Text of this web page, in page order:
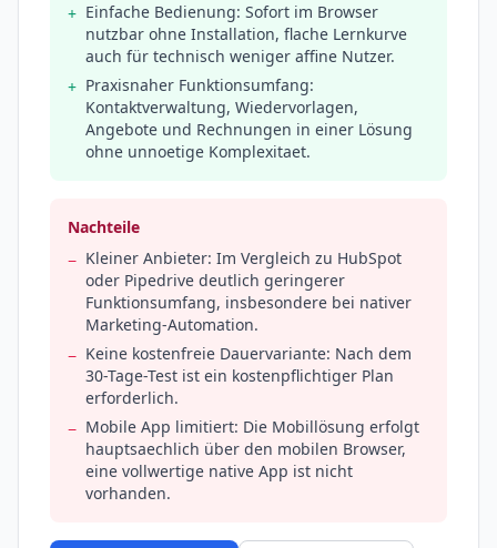
+ Einfache Bedienung: Sofort im Browser
nutzbar ohne Installation, flache Lernkurve
auch für technisch weniger affine Nutzer.
+ Praxisnaher Funktionsumfang:
Kontaktverwaltung, Wiedervorlagen,
Angebote und Rechnungen in einer Lösung
ohne unnoetige Komplexitaet.
Nachteile
− Kleiner Anbieter: Im Vergleich zu HubSpot
oder Pipedrive deutlich geringerer
Funktionsumfang, insbesondere bei nativer
Marketing-Automation.
− Keine kostenfreie Dauervariante: Nach dem
30-Tage-Test ist ein kostenpflichtiger Plan
erforderlich.
− Mobile App limitiert: Die Mobillösung erfolgt
hauptsaechlich über den mobilen Browser,
eine vollwertige native App ist nicht
vorhanden.